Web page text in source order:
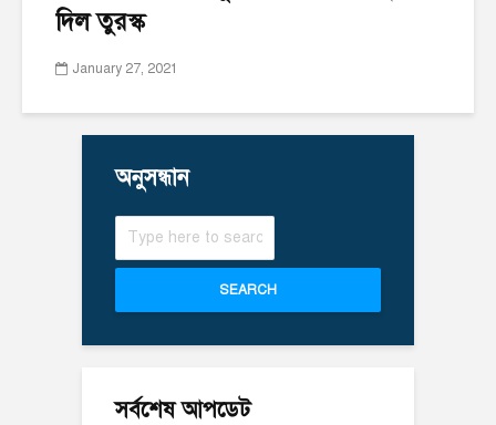
দিল তুরস্ক
January 27, 2021
অনুসন্ধান
SEARCH
সর্বশেষ আপডেট